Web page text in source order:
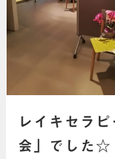
レイキセラ
会」でした☆